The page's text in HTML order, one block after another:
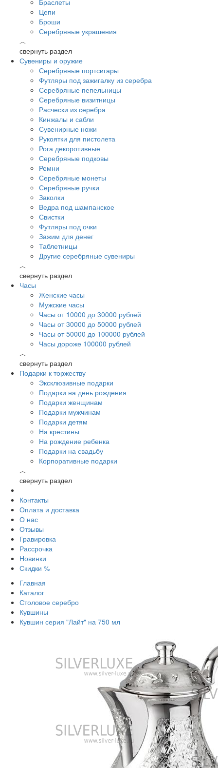
Браслеты
Цепи
Броши
Серебряные украшения
︿
свернуть раздел
Сувениры и оружие
Серебряные портсигары
Футляры под зажигалку из серебра
Серебряные пепельницы
Серебряные визитницы
Расчески из серебра
Кинжалы и сабли
Сувенирные ножи
Рукоятки для пистолета
Рога декоротивные
Серебряные подковы
Ремни
Серебряные монеты
Серебряные ручки
Заколки
Ведра под шампанское
Свистки
Футляры под очки
Зажим для денег
Таблетницы
Другие серебряные сувениры
︿
свернуть раздел
Часы
Женские часы
Мужские часы
Часы от 10000 до 30000 рублей
Часы от 30000 до 50000 рублей
Часы от 50000 до 100000 рублей
Часы дороже 100000 рублей
︿
свернуть раздел
Подарки к торжеству
Эксклюзивные подарки
Подарки на день рождения
Подарки женщинам
Подарки мужчинам
Подарки детям
На крестины
На рождение ребенка
Подарки на свадьбу
Корпоративные подарки
︿
свернуть раздел
Контакты
Оплата и доставка
О нас
Отзывы
Гравировка
Рассрочка
Новинки
Скидки %
Главная
Каталог
Столовое серебро
Кувшины
Кувшин серия "Лайт" на 750 мл